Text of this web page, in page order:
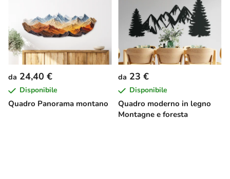
Quadro Panorama montano
da 24,40 €
Disponibile
Quadro moderno in legno
Montagne e foresta
da 23 €
Disponibile